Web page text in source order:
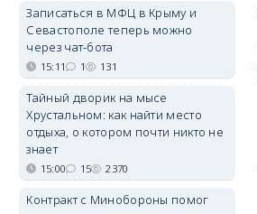
Записаться в МФЦ в Крыму и
Севастополе теперь можно
через чат-бота
15:11 1 131
Тайный дворик на мысе
Хрустальном: как найти место
отдыха, о котором почти никто не
знает
15:00 15 2370
Контракт с Минобороны помог